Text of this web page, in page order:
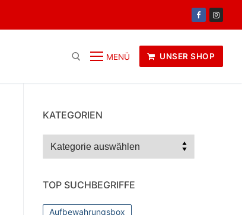
MENÜ UNSER SHOP
KATEGORIEN
Kategorien
TOP SUCHBEGRIFFE
Aufbewahrungsbox